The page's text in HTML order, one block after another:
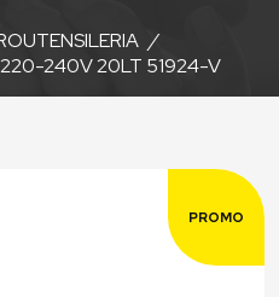
/
220-240V 20LT 51924-V
PROMO